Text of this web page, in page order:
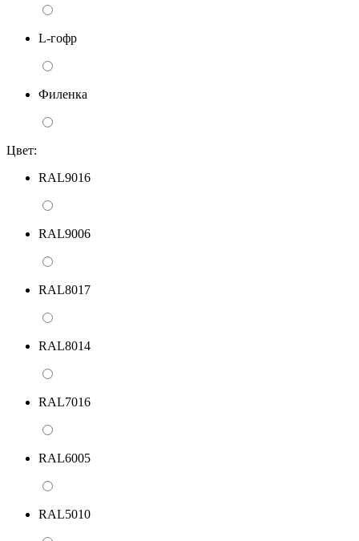
L-гофр
Филенка
Цвет:
RAL9016
RAL9006
RAL8017
RAL8014
RAL7016
RAL6005
RAL5010